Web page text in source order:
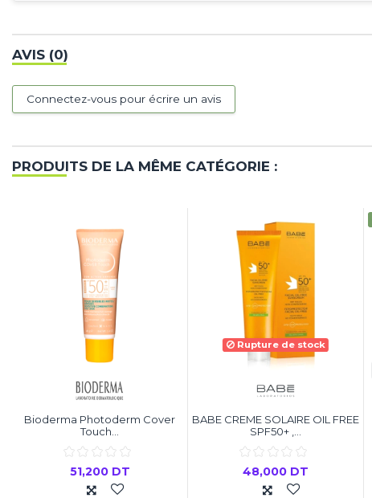
AVIS (0)
Connectez-vous pour écrire un avis
PRODUITS DE LA MÊME CATÉGORIE :
Bioderma Photoderm Cover
Touch...
51,200 DT
Rupture de stock
BABE CREME SOLAIRE OIL FREE
SPF50+ ,...
48,000 DT